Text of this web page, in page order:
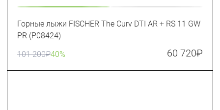
Горные лыжи FISCHER The Curv DTI AR + RS 11 GW
PR (P08424)
101 200₽40% 60 720₽